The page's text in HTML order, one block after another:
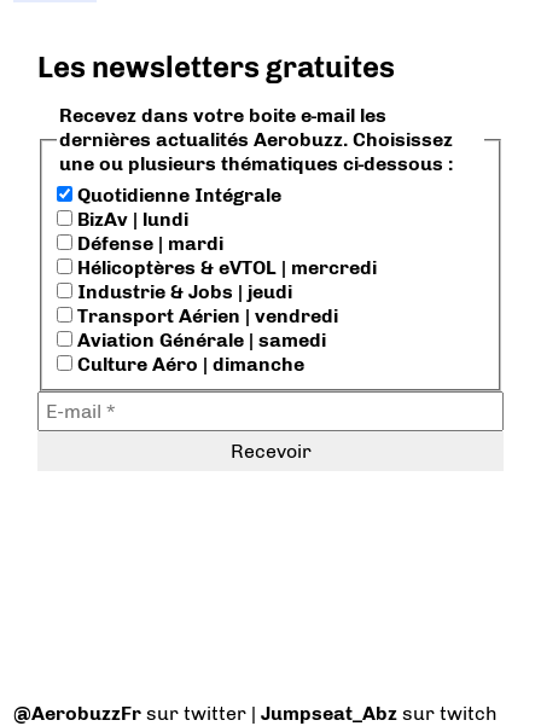
Les newsletters gratuites
Recevez dans votre boite e-mail les
dernières actualités Aerobuzz. Choisissez
une ou plusieurs thématiques ci-dessous :
Quotidienne Intégrale
BizAv | lundi
Défense | mardi
Hélicoptères & eVTOL | mercredi
Industrie & Jobs | jeudi
Transport Aérien | vendredi
Aviation Générale | samedi
Culture Aéro | dimanche
@AerobuzzFr sur twitter |Jumpseat_Abz sur twitch